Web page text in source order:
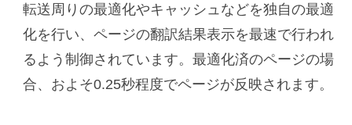
転送周りの最適化やキャッシュなどを独自の最適
化を行い、ページの翻訳結果表示を最速で行われ
るよう制御されています。最適化済のページの場
合、およそ0.25秒程度でページが反映されます。